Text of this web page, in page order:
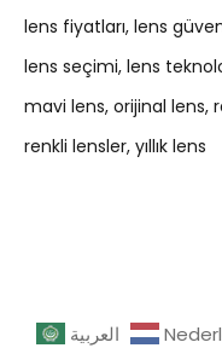
lens fiyatları lens
lens seçimi lens
mavi lens orijinal lens
renkli lensler yıllık lens
العربية